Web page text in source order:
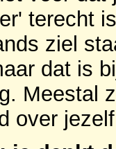
terecht
ziel
dat is
Meestal
over